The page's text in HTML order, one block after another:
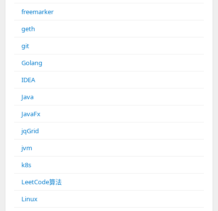
freemarker
geth
git
Golang
IDEA
Java
JavaFx
jqGrid
jvm
k8s
LeetCode算法
Linux